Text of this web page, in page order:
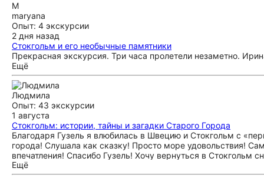
M
maryana
Опыт: 4 экскурсии
2 дня назад
Стокгольм и его необычные памятники
Прекрасная экскурсия. Три часа пролетели незаметно.
Ещё
Людмила
Опыт: 43 экскурсии
1 августа
Стокгольм: истории, тайны и загадки Старого Города
Благодаря Гузель я влюбилась в Швецию и Стокгольм с
города! Слушала как сказку! Просто море удовольствия!
впечатления! Спасибо Гузель! Хочу вернуться в Стокгольм
Ещё